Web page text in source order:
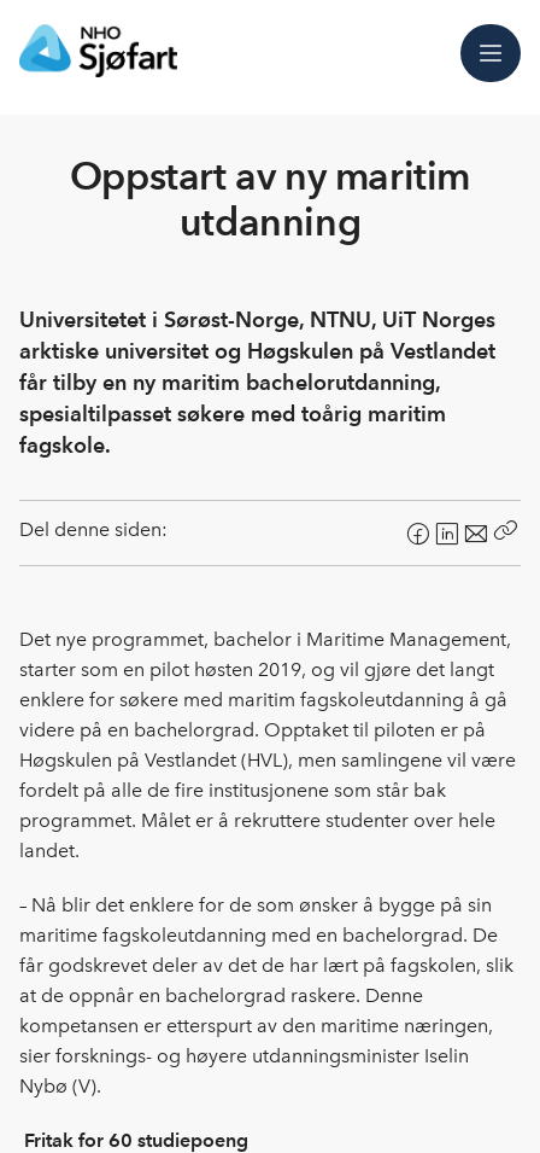
Meny
Oppstart av ny maritim
utdanning
Universitetet i Sørøst-Norge, NTNU, UiT Norges
arktiske universitet og Høgskulen på Vestlandet
får tilby en ny maritim bachelorutdanning,
spesialtilpasset søkere med toårig maritim
fagskole.
Del denne siden:
F
a
e
b
o
L
i
k
e
d
E
-
o
s
Det nye programmet, bachelor i Maritime Management,
starter som en pilot høsten 2019, og vil gjøre det langt
enklere for søkere med maritim fagskoleutdanning å gå
videre på en bachelorgrad. Opptaket til piloten er på
Høgskulen på Vestlandet (HVL), men samlingene vil være
fordelt på alle de fire institusjonene som står bak
programmet. Målet er å rekruttere studenter over hele
landet.
– Nå blir det enklere for de som ønsker å bygge på sin
maritime fagskoleutdanning med en bachelorgrad. De
får godskrevet deler av det de har lært på fagskolen, slik
at de oppnår en bachelorgrad raskere. Denne
kompetansen er etterspurt av den maritime næringen,
sier forsknings- og høyere utdanningsminister Iselin
Nybø (V).
Fritak for 60 studiepoeng